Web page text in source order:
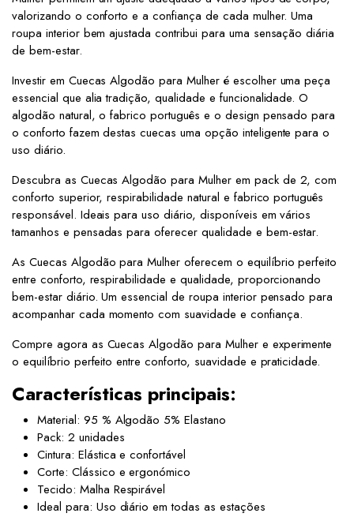
valorizando o conforto e a confiança de cada mulher. Uma
roupa interior bem ajustada contribui para uma sensação diária
de bem-estar.
Investir em Cuecas Algodão para Mulher é escolher uma peça
essencial que alia tradição, qualidade e funcionalidade. O
algodão natural, o fabrico português e o design pensado para
o conforto fazem destas cuecas uma opção inteligente para o
uso diário.
Descubra as Cuecas Algodão para Mulher em pack de 2, com
conforto superior, respirabilidade natural e fabrico português
responsável. Ideais para uso diário, disponíveis em vários
tamanhos e pensadas para oferecer qualidade e bem-estar.
As Cuecas Algodão para Mulher oferecem o equilíbrio perfeito
entre conforto, respirabilidade e qualidade, proporcionando
bem-estar diário. Um essencial de roupa interior pensado para
acompanhar cada momento com suavidade e confiança.
Compre agora as Cuecas Algodão para Mulher e experimente
o equilíbrio perfeito entre conforto, suavidade e praticidade.
Características principais:
Material: 95 % Algodão 5% Elastano
Pack: 2 unidades
Cintura: Elástica e confortável
Corte: Clássico e ergonómico
Tecido: Malha Respirável
Ideal para: Uso diário em todas as estações